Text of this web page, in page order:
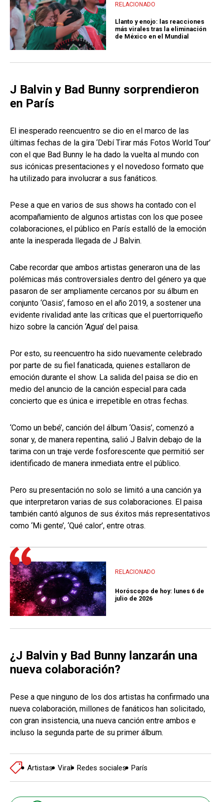
RELACIONADO
Llanto y enojo: las reacciones
más virales tras la eliminación
de México en el Mundial
J Balvin y Bad Bunny sorprendieron
en París
El inesperado reencuentro se dio en el marco de las
últimas fechas de la gira ‘Debí Tirar más Fotos World Tour’
con el que Bad Bunny le ha dado la vuelta al mundo con
sus icónicas presentaciones y el novedoso formato que
ha utilizado para involucrar a sus fanáticos.
Pese a que en varios de sus shows ha contado con el
acompañamiento de algunos artistas con los que posee
colaboraciones, el público en París estalló de la emoción
ante la inesperada llegada de J Balvin.
Cabe recordar que ambos artistas generaron una de las
polémicas más controversiales dentro del género ya que
pasaron de ser ampliamente cercanos por su álbum en
conjunto ‘Oasis’, famoso en el año 2019, a sostener una
evidente rivalidad ante las críticas que el puertorriqueño
hizo sobre la canción ‘Agua’ del paisa.
Por esto, su reencuentro ha sido nuevamente celebrado
por parte de su fiel fanaticada, quienes estallaron de
emoción durante el show. La salida del paisa se dio en
medio del anuncio de la canción especial para cada
concierto que es única e irrepetible en otras fechas.
‘Como un bebé’, canción del álbum ‘Oasis’, comenzó a
sonar y, de manera repentina, salió J Balvin debajo de la
tarima con un traje verde fosforescente que permitió ser
identificado de manera inmediata entre el público.
Pero su presentación no solo se limitó a una canción ya
que interpretaron varias de sus colaboraciones. El paisa
también cantó algunos de sus éxitos más representativos
como ‘Mi gente’, ‘Qué calor’, entre otras.
RELACIONADO
Horóscopo de hoy: lunes 6 de
julio de 2026
¿J Balvin y Bad Bunny lanzarán una
nueva colaboración?
Pese a que ninguno de los dos artistas ha confirmado una
nueva colaboración, millones de fanáticos han solicitado,
con gran insistencia, una nueva canción entre ambos e
incluso la segunda parte de su primer álbum.
Artistas Viral Redes sociales París